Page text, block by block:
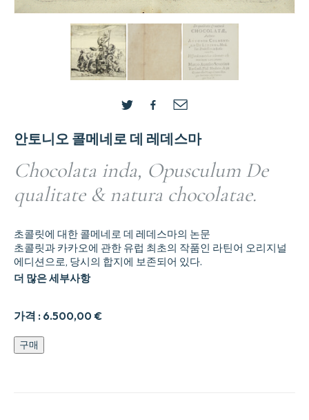
안토니오 콜메네로 데 레데스마
Chocolata inda, Opusculum De
qualitate & natura chocolatae.
가격 : 6.500,00 €
초콜릿에 대한 콜메네로 데 레데스마의 논문
초콜릿과 카카오에 관한 유럽 최초의 작품인 라틴어 오리지널
에디션으로, 당시의 합지에 보존되어 있다.
더 많은 세부사항
Chocolata
inda,
구매